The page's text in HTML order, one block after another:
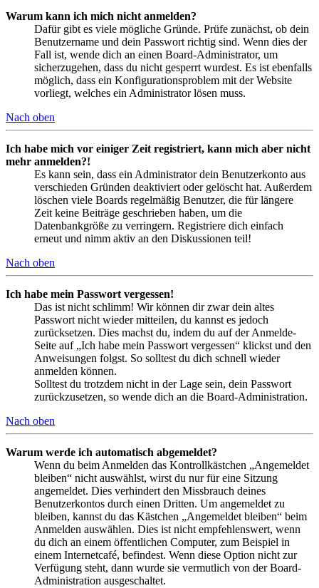
Warum kann ich mich nicht anmelden?
Dafür gibt es viele mögliche Gründe. Prüfe zunächst, ob dein
Benutzername und dein Passwort richtig sind. Wenn dies der
Fall ist, wende dich an einen Board-Administrator, um
sicherzugehen, dass du nicht gesperrt wurdest. Es ist ebenfalls
möglich, dass ein Konfigurationsproblem mit der Website
vorliegt, welches ein Administrator lösen muss.
Nach oben
Ich habe mich vor einiger Zeit registriert, kann mich aber nicht
mehr anmelden?!
Es kann sein, dass ein Administrator dein Benutzerkonto aus
verschieden Gründen deaktiviert oder gelöscht hat. Außerdem
löschen viele Boards regelmäßig Benutzer, die für längere
Zeit keine Beiträge geschrieben haben, um die
Datenbankgröße zu verringern. Registriere dich einfach
erneut und nimm aktiv an den Diskussionen teil!
Nach oben
Ich habe mein Passwort vergessen!
Das ist nicht schlimm! Wir können dir zwar dein altes
Passwort nicht wieder mitteilen, du kannst es jedoch
zurücksetzen. Dies machst du, indem du auf der Anmelde-
Seite auf „Ich habe mein Passwort vergessen“ klickst und den
Anweisungen folgst. So solltest du dich schnell wieder
anmelden können.
Solltest du trotzdem nicht in der Lage sein, dein Passwort
zurückzusetzen, so wende dich an die Board-Administration.
Nach oben
Warum werde ich automatisch abgemeldet?
Wenn du beim Anmelden das Kontrollkästchen „Angemeldet
bleiben“ nicht auswählst, wirst du nur für eine Sitzung
angemeldet. Dies verhindert den Missbrauch deines
Benutzerkontos durch einen Dritten. Um angemeldet zu
bleiben, kannst du das Kästchen „Angemeldet bleiben“ beim
Anmelden auswählen. Dies ist nicht empfehlenswert, wenn
du dich an einem öffentlichen Computer, zum Beispiel in
einem Internetcafé, befindest. Wenn diese Option nicht zur
Verfügung steht, dann wurde sie vermutlich von der Board-
Administration ausgeschaltet.